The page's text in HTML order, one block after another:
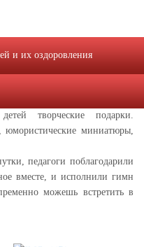
смены стал вожатский
Анна Воложанина, Иван
творческие подарки.
юмористические миниатюры,
педагоги поблагодарили
вместе, и исполнили гимн
можешь встретить в
и их оздоровления